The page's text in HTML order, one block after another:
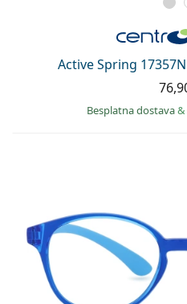
Active Spring
Besplatna dostava&